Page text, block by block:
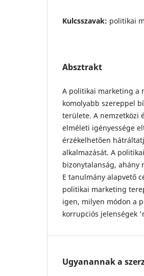
Kulcsszavak: politikai
Absztrakt
A politikai marketing a
komolyabb szereppel
területe. A nemzetközi
elméleti igényessége
érzékelhetően
alkalmazását. A
bizonytalanság, ahány
E tanulmány alapvető
politikai marketing
igen, milyen módon a
korrupciós jelenségek
Ugyanannak a